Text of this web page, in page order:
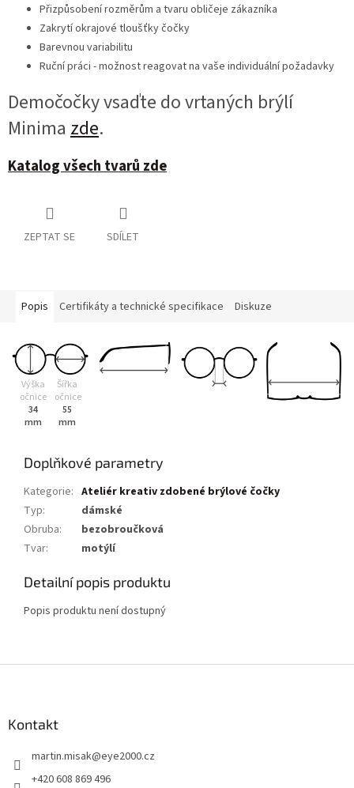
Přizpůsobení rozměrům a tvaru obličeje zákazníka
Zakrytí okrajové tloušťky čočky
Barevnou variabilitu
Ruční práci - možnost reagovat na vaše individuální požadavky
Demočočky vsaďte do vrtaných brýlí
Minima zde.
Katalog všech tvarů zde
ZEPTAT SE SDÍLET
Popis Certifikáty a technické specifikace Diskuze
Výška
očnice
34
mm
Šířka
očnice
55
mm
Doplňkové parametry
Kategorie: Ateliér kreativ zdobené brýlové čočky
Typ:
dámské
Obruba:
bezobroučková
Tvar: motýlí
Detailní popis produktu
Popis produktu není dostupný
Kontakt
martin.misak@eye2000.cz
+420 608 869 496